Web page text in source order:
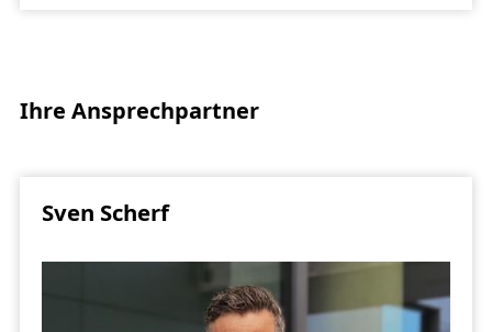
Ihre Ansprechpartner
Sven Scherf